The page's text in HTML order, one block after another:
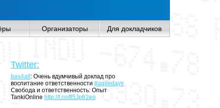
Организаторы Для докладчиков
Twitter:
: Очень вдумчивый доклад про
воспитание ответственности#agiledays
gametrekru: Короткий доклад о
#геймификацияна#agiledays
http://t.co/NCbJJEt74u